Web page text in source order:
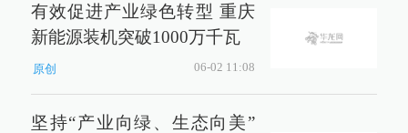
有效促进产业绿色转型 重庆
新能源装机突破1000万千瓦
原创 06-02 11:08
坚持“产业向绿、生态向美”